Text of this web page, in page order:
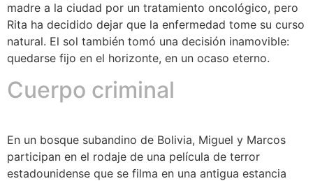
madre a la ciudad por un tratamiento oncológico, pero
Rita ha decidido dejar que la enfermedad tome su curso
natural. El sol también tomó una decisión inamovible:
quedarse fijo en el horizonte, en un ocaso eterno.
Cuerpo criminal
En un bosque subandino de Bolivia, Miguel y Marcos
participan en el rodaje de una película de terror
estadounidense que se filma en una antigua estancia